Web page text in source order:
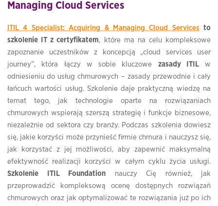
Managing Cloud Services
ITIL 4 Specialist: Acquiring & Managing Cloud Services to
szkolenie IT z certyfikatem, które ma na celu kompleksowe
zapoznanie uczestników z koncepcją „cloud services user
journey”, która łączy w sobie kluczowe zasady ITILw
odniesieniu do usług chmurowych – zasady przewodnie i cały
łańcuch wartości usług. Szkolenie daje praktyczną wiedzę na
temat tego, jak technologie oparte na rozwiązaniach
chmurowych wspierają szerszą strategię i funkcje biznesowe,
niezależnie od sektora czy branży. Podczas szkolenia dowiesz
się, jakie korzyści może przynieść firmie chmura i nauczysz się,
jak korzystać z jej możliwości, aby zapewnić maksymalną
efektywność realizacji korzyści w całym cyklu życia usługi.
Szkolenie ITIL Foundation nauczy Cię również, jak
przeprowadzić kompleksową ocenę dostępnych rozwiązań
chmurowych oraz jak optymalizować te rozwiązania już po ich